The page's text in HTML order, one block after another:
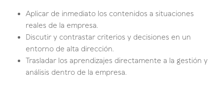
Aplicar de inmediato los contenidos a situaciones
reales de la empresa.
Discutir y contrastar criterios y decisiones en un
entorno de alta dirección.
Trasladar los aprendizajes directamente a la gestión y
análisis dentro de la empresa.